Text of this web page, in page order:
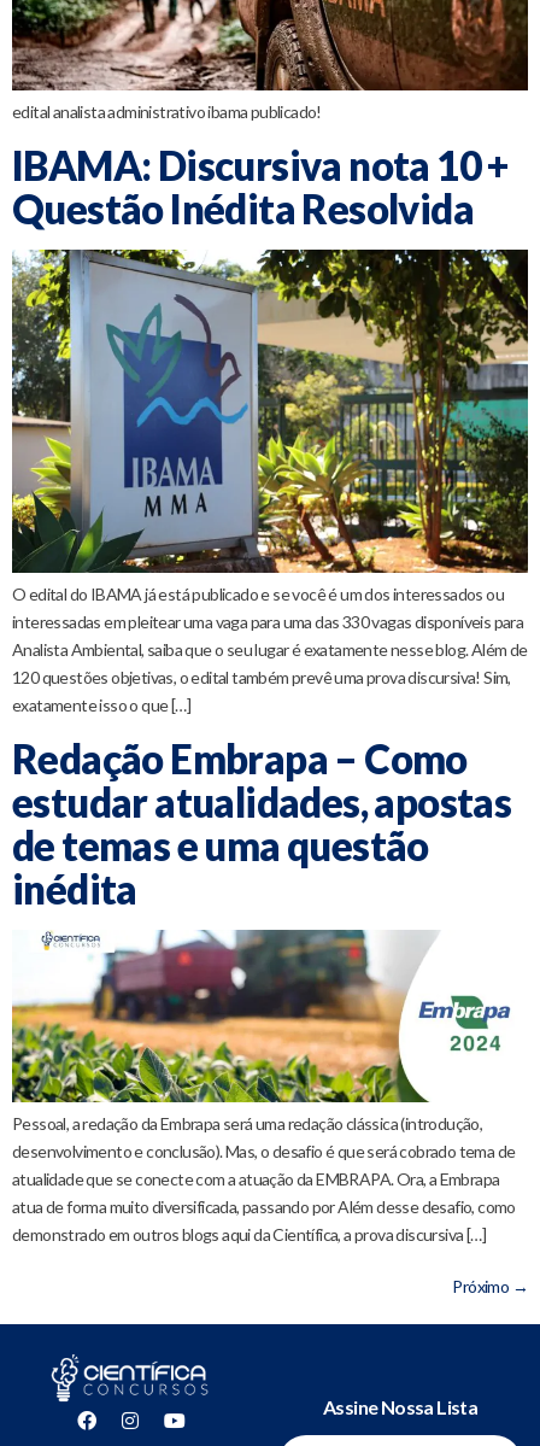
edital analista administrativo ibama publicado!
IBAMA: Discursiva nota 10 +
Questão Inédita Resolvida
O edital do IBAMA já está publicado e se você é um dos interessados ou
interessadas em pleitear uma vaga para uma das 330 vagas disponíveis para
Analista Ambiental, saiba que o seu lugar é exatamente nesse blog. Além de
120 questões objetivas, o edital também prevê uma prova discursiva! Sim,
exatamente isso o que […]
Redação Embrapa – Como
estudar atualidades, apostas
de temas e uma questão
inédita
Pessoal, a redação da Embrapa será uma redação clássica (introdução,
desenvolvimento e conclusão). Mas, o desafio é que será cobrado tema de
atualidade que se conecte com a atuação da EMBRAPA. Ora, a Embrapa
atua de forma muito diversificada, passando por Além desse desafio, como
demonstrado em outros blogs aqui da Científica, a prova discursiva […]
Próximo →
Assine Nossa Lista